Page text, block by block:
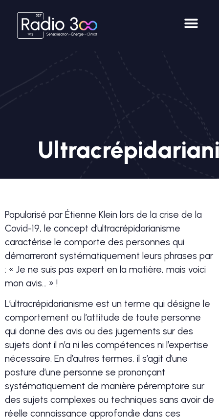
Popularisé par Étienne Klein lors de la crise de la
Covid-19, le concept d’ultracrépidarianisme
caractérise le comporte des personnes qui
démarreront systématiquement leurs phrases par
: « Je ne suis pas expert en la matière, mais voici
mon avis… » !
L’ultracrépidarianisme est un terme qui désigne le
comportement ou l’attitude de toute personne
qui donne des avis ou des jugements sur des
sujets dont il n’a ni les compétences ni l’expertise
nécessaire. En d’autres termes, il s’agit d’une
posture d’une personne se prononçant
systématiquement de manière péremptoire sur
des sujets complexes ou techniques sans avoir de
réelle connaissance approfondie dans ces